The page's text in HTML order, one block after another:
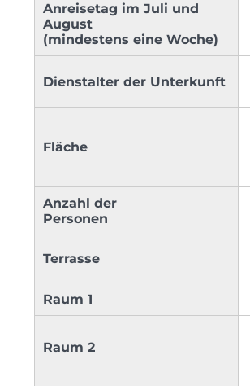
Anreisetag im Juli und
August
(mindestens eine Woche)
Dienstalter der Unterkunft
Fläche
Anzahl der
Personen
Terrasse
Raum 1
Raum 2